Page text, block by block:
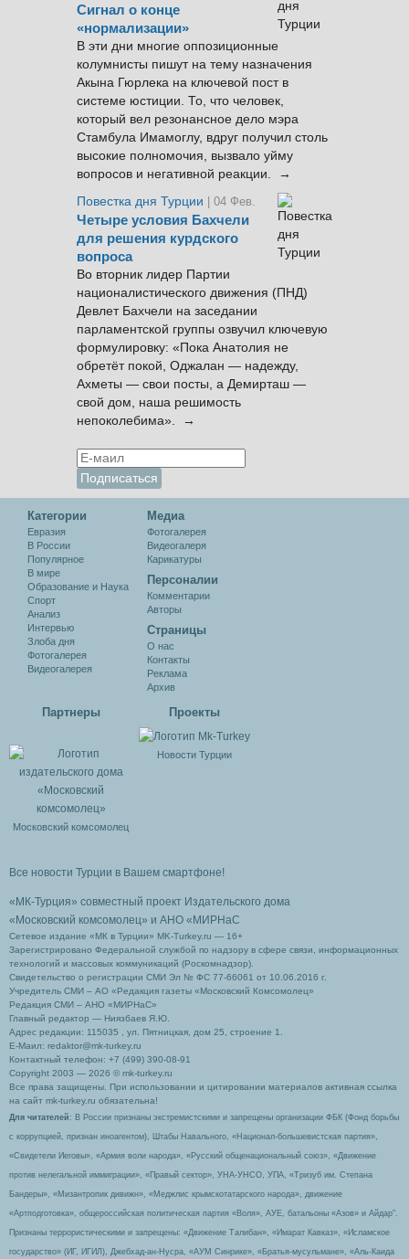
Сигнал о конце
«нормализации»
В эти дни многие оппозиционные
колумнисты пишут на тему назначения
Акына Гюрлека на ключевой пост в
системе юстиции. То, что человек,
который вел резонансное дело мэра
Стамбула Имамоглу, вдруг получил столь
высокие полномочия, вызвало уйму
вопросов и негативной реакции. →
Повестка дня Турции
| 04 Фев.
Четыре условия Бахчели
для решения курдского
вопроса
Во вторник лидер Партии
националистического движения (ПНД)
Девлет Бахчели на заседании
парламентской группы озвучил ключевую
формулировку: «Пока Анатолия не
обретёт покой, Оджалан — надежду,
Ахметы — свои посты, а Демирташ —
свой дом, наша решимость
непоколебима». →
Категории
Евразия
В России
Популярное
В мире
Образование и Наука
Спорт
Анализ
Интервью
Злоба дня
Фотогалерея
Видеогалерея
Медиа
Фотогалерея
Видеогалеря
Карикатуры
Персоналии
Комментарии
Авторы
Cтраницы
О нас
Контакты
Реклама
Архив
Партнеры
Московский комсомолец
Проекты
Новости Турции
Все новости Турции в Вашем смартфоне!
«МК-Турция» совместный проект Издательского дома
«Московский комсомолец» и АНО «МИРНаС
Сетевое издание «МК в Турции» MK-Turkey.ru — 16+
Зарегистрировано Федеральной службой по надзору в сфере связи, информационных
технологий и массовых коммуникаций (Роскомнадзор).
Свидетельство о регистрации СМИ Эл № ФС 77-66061 от 10.06.2016 г.
Учредитель СМИ – АО «Редакция газеты «Московский Комсомолец»
Редакция СМИ – АНО «МИРНаС»
Главный редактор — Ниязбаев Я.Ю.
Адрес редакции: 115035 , ул. Пятницкая, дом 25, строение 1.
Е-Маил: redaktor@mk-turkey.ru
Контактный телефон: +7 (499) 390-08-91
Copyright 2003 — 2026 © mk-turkey.ru
Все права защищены. При использовании и цитировании материалов активная ссылка
на сайт mk-turkey.ru обязательна!
Для читателей : В России признаны экстремистскими и запрещены организации ФБК (Фонд борьбы
с коррупцией, признан иноагентом), Штабы Навального, «Национал-большевистская партия»,
«Свидетели Иеговы», «Армия воли народа», «Русский общенациональный союз», «Движение
против нелегальной иммиграции», «Правый сектор», УНА-УНСО, УПА, «Тризуб им. Степана
Бандеры», «Мизантропик дивижн», «Меджлис крымскотатарского народа», движение
«Артподготовка», общероссийская политическая партия «Воля», АУЕ, батальоны «Азов» и Айдар″.
Признаны террористическими и запрещены: «Движение Талибан», «Имарат Кавказ», «Исламское
государство» (ИГ, ИГИЛ), Джебхад-ан-Нусра, «АУМ Синрике», «Братья-мусульмане», «Аль-Каида